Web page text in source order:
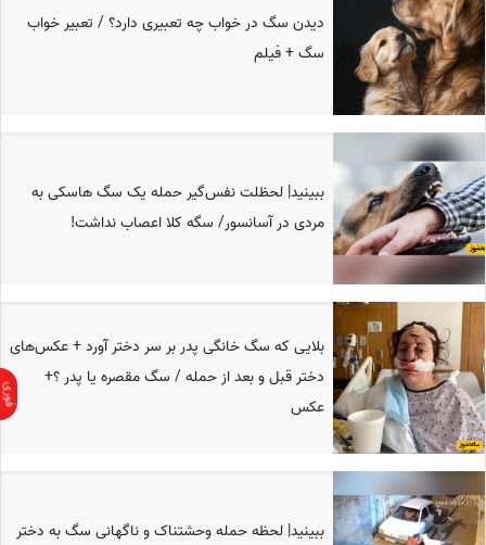
دیدن سگ در خواب چه تعبیری دارد؟ / تعبیر خواب
سگ + فیلم
ببینید| لحظلت نفس‌گیر حمله یک سگ هاسکی به
مردی در آسانسور/ سگه کلا اعصاب نداشت!
بلایی که سگ خانگی پدر بر سر دختر آورد + عکس‌های
دختر قبل و بعد از حمله / سگ مقصره یا پدر ؟+
عکس
ببینید| لحظه حمله وحشتناک و ناگهانی سگ به دختر